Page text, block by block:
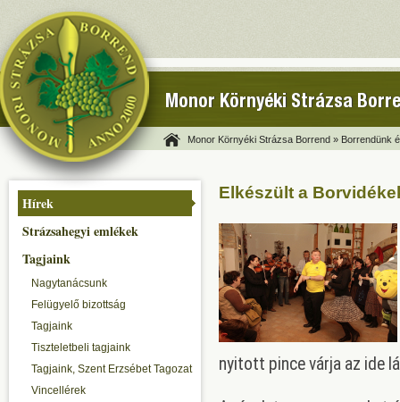
Monor Környéki Strázsa
Monor Környéki Strázsa Borrend » Borrendünk
Hírek
Strázsahegyi emlékek
Tagjaink
Nagytanácsunk
Felügyelő bizottság
Tagjaink
Tiszteletbeli tagjaink
Tagjaink, Szent Erzsébet Tagozat
Vincellérek
Elkészült a
nyitott pince várja az ide